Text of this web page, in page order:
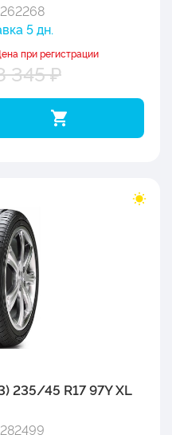
5 дн.
при регистрации
345 ₽
235/45 R17 97Y XL